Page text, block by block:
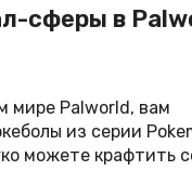
сферы в
мире Palworld, вам
из серии
можете крафтить